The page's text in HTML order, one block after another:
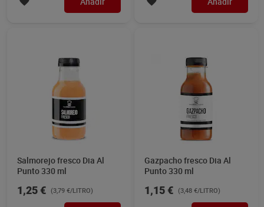
Salmorejo fresco Dia Al
Punto 330 ml
1,25 € (3,79 €/LITRO)
Gazpacho fresco Dia Al
Punto 330 ml
1,15 € (3,48 €/LITRO)